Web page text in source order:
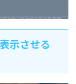
示させる